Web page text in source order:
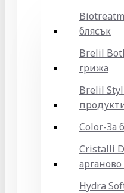
блясък
Brelil
грижа
Brelil
Color-За
Cristalli
Hydra